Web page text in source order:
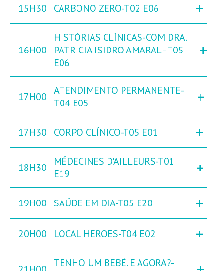
15H30 CARBONO ZERO-T02 E06 +
16H00
HISTÓRIAS CLÍNICAS-COM DRA.
PATRICIA ISIDRO AMARAL - T05
E06
+
17H00
ATENDIMENTO PERMANENTE-
T04 E05
+
17H30 CORPO CLÍNICO-T05 E01 +
18H30
MÉDECINES D'AILLEURS-T01
E19
+
19H00 SAÚDE EM DIA-T05 E20 +
20H00 LOCAL HEROES-T04 E02 +
TENHO UM BEBÉ. E AGORA?-